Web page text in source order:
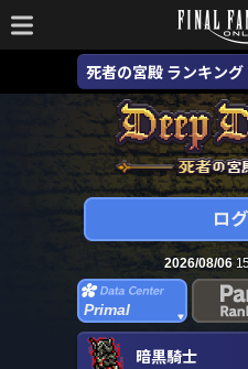
死者の宮殿 ランキング
2026/08/06
Primal
暗黒騎士